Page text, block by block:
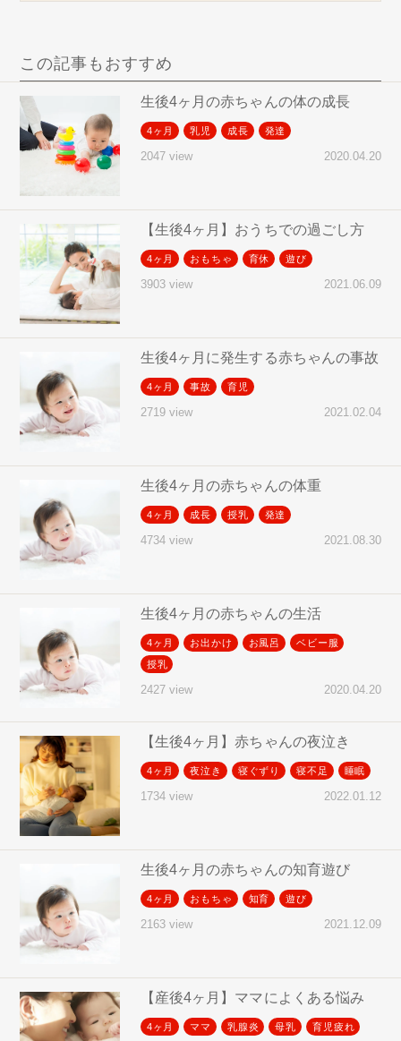
この記事もおすすめ
生後4ヶ月の赤ちゃんの体の成長
4ヶ月 乳児 成長 発達
2047 view 2020.04.20
【生後4ヶ月】おうちでの過ごし方
4ヶ月 おもちゃ 育休 遊び
3903 view 2021.06.09
生後4ヶ月に発生する赤ちゃんの事故
4ヶ月 事故 育児
2719 view 2021.02.04
生後4ヶ月の赤ちゃんの体重
4ヶ月 成長 授乳 発達
4734 view 2021.08.30
生後4ヶ月の赤ちゃんの生活
4ヶ月 お出かけ お風呂
ベビー服
授乳
2427 view 2020.04.20
【生後4ヶ月】赤ちゃんの夜泣き
4ヶ月 夜泣き 寝ぐずり 寝不足 睡眠
1734 view 2022.01.12
生後4ヶ月の赤ちゃんの知育遊び
4ヶ月 おもちゃ 知育 遊び
2163 view 2021.12.09
【産後4ヶ月】ママによくある悩み
4ヶ月 ママ 乳腺炎 母乳 育児疲れ